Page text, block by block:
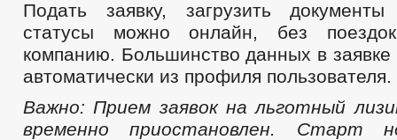
Подать заявку, загрузить
статусы можно онлайн, без
компанию. Большинство данных в заявке
автоматически из профиля пользователя.
Важно: Прием заявок на льготный
временно приостановлен. Старт